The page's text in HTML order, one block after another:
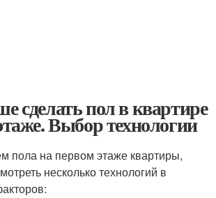
сделать пол в квартире
Выбор технологии
пола на первом этаже квартиры,
несколько технологий в